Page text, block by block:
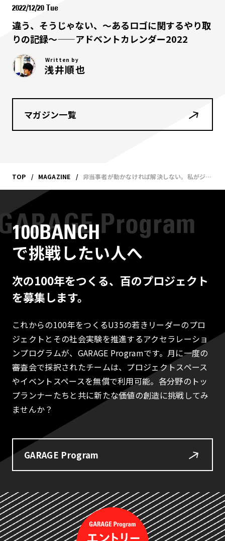
2022/12/20 Tue
違う、そうじゃない、～あるロゴに関するやり取
りの記録～——アドベントカレンダー2022
Written by
浅井順也
マガジン一覧
TOP MAGAZINE 非当事者が動かなければ解決しない。私がジェンダー問題に取り組む理由——アドベントカレンダー2022
100BANCH
で挑戦したい人へ
次の100年をつくる、百のプロジェクト
を募集します。
これからの100年をつくるU35の若きリーダーのプロ
ジェクトとその社会実験を推進するアクセラレーショ
ンプログラムが、GARAGE Programです。月に一度の
審査会で採択されたチームは、プロジェクトスペース
やイベントスペースを無償で利用可能。各分野のトッ
プランナーたちと共に新たな価値の創造に挑戦してみ
ませんか？
GARAGE Program